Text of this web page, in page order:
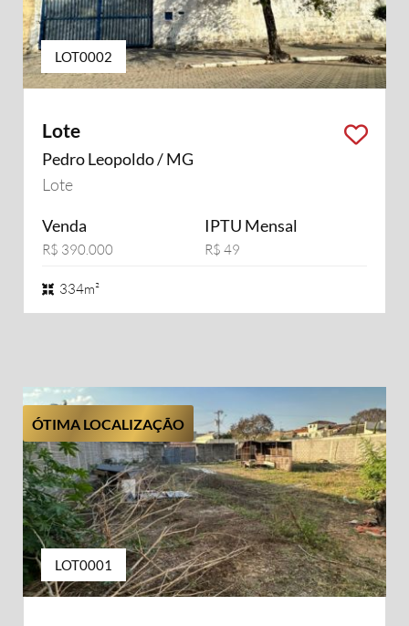
LOT0002
Lote
Pedro Leopoldo / MG
Lote
Venda
R$ 390.000
IPTU Mensal
R$ 49
334m²
ÓTIMA LOCALIZAÇÃO
LOT0001